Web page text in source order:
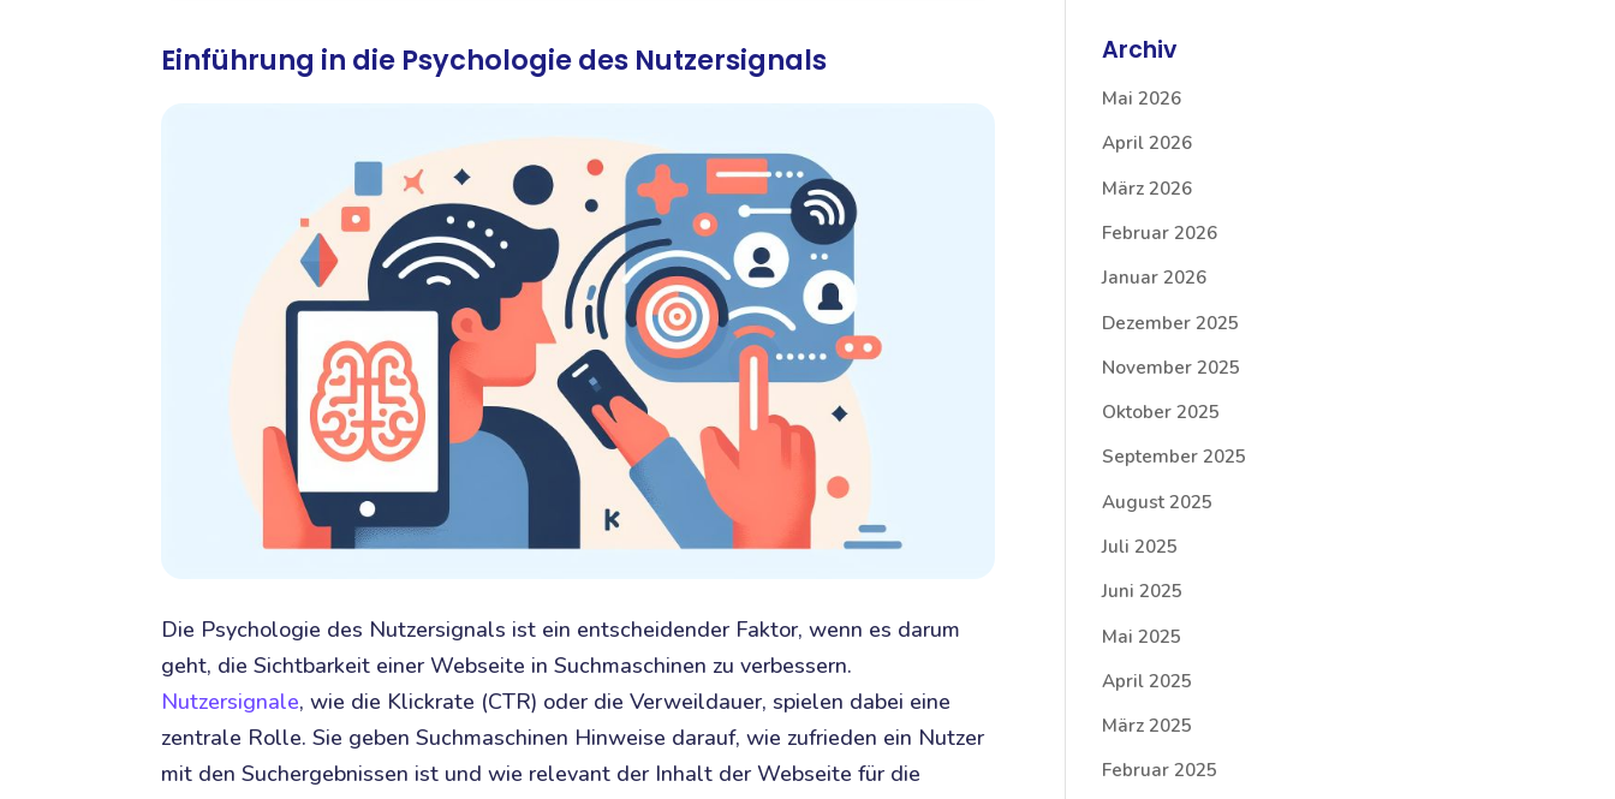
Einführung in die Psychologie des Nutzersignals
Die Psychologie des Nutzersignals ist ein entscheidender Faktor, wenn es darum
geht, die Sichtbarkeit einer Webseite in Suchmaschinen zu verbessern.
Nutzersignale, wie die Klickrate (CTR) oder die Verweildauer, spielen dabei eine
zentrale Rolle. Sie geben Suchmaschinen Hinweise darauf, wie zufrieden ein Nutzer
mit den Suchergebnissen ist und wie relevant der Inhalt der Webseite für die
Archiv
Mai 2026
April 2026
März 2026
Februar 2026
Januar 2026
Dezember 2025
November 2025
Oktober 2025
September 2025
August 2025
Juli 2025
Juni 2025
Mai 2025
April 2025
März 2025
Februar 2025